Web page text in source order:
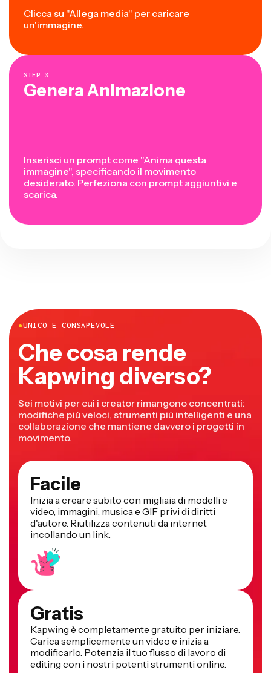
Clicca su "Allega media" per caricare
un'immagine.
STEP 3
Genera Animazione
Inserisci un prompt come "Anima questa
immagine", specificando il movimento
desiderato. Perfeziona con prompt aggiuntivi e
scarica.
●UNICO E CONSAPEVOLE
Che cosa rende
Kapwing diverso?
Sei motivi per cui i creator rimangono concentrati:
modifiche più veloci, strumenti più intelligenti e una
collaborazione che mantiene davvero i progetti in
movimento.
Facile
Inizia a creare subito con migliaia di modelli e
video, immagini, musica e GIF privi di diritti
d'autore. Riutilizza contenuti da internet
incollando un link.
Gratis
Kapwing è completamente gratuito per iniziare.
Carica semplicemente un video e inizia a
modificarlo. Potenzia il tuo flusso di lavoro di
editing con i nostri potenti strumenti online.